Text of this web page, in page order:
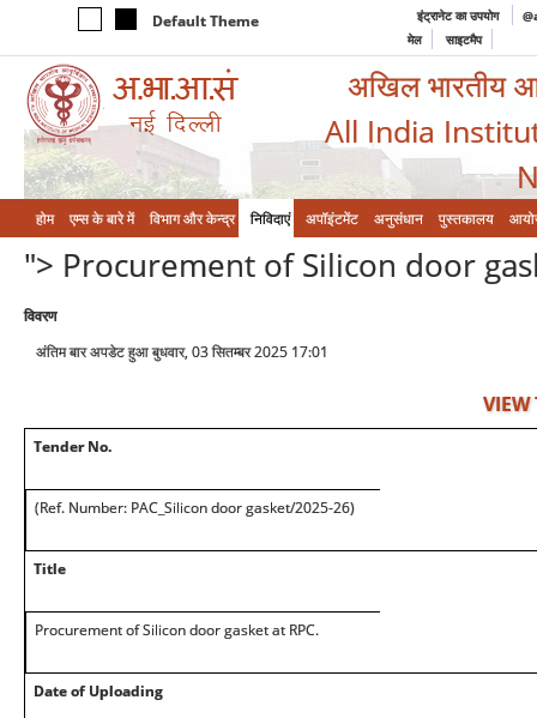
Default Theme इंट्रानेट का उपयोग
मेल
साइटमैप
अखिल भारतीय
All India
होम एम्‍स के बारे में विभाग और केन्‍द्र निविदाएं अपॉइंटमेंट अनुसंधान पुस्तकालय
"> Procurement of Silicon door
विवरण
अंतिम बार अपडेट हुआ बुधवार, 03 सितम्बर 2025 17:01
VIEW
Tender No.
(Ref. Number: PAC_Silicon door gasket/2025-26)
Title
Procurement of Silicon door gasket at RPC.
Date of Uploading